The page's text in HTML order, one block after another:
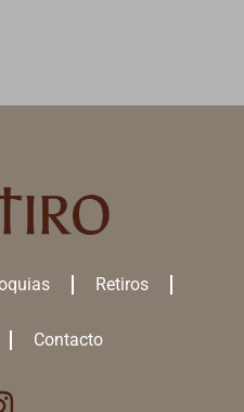
Retiros
Contacto